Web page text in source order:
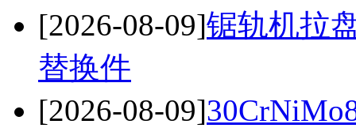
[2026-08-09]锯轨机拉
替换件
[2026-08-09]